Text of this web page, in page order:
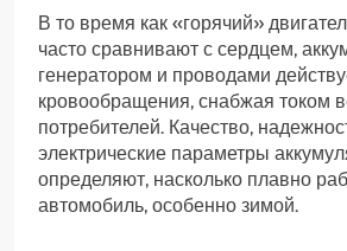
В то время как «горячий»
часто сравнивают с сердцем,
генератором и проводами
кровообращения, снабжая током
потребителей. Качество,
электрические параметры
определяют, насколько плавно
автомобиль, особенно зимой.